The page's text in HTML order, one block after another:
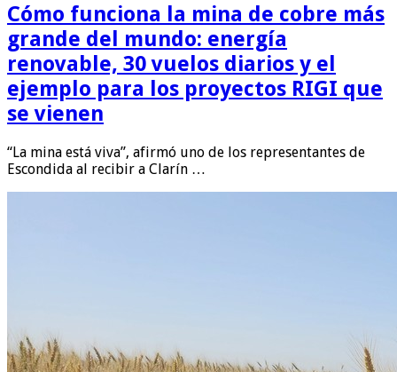
Cómo funciona la mina de cobre más
grande del mundo: energía
renovable, 30 vuelos diarios y el
ejemplo para los proyectos RIGI que
se vienen
“La mina está viva”, afirmó uno de los representantes de
Escondida al recibir a Clarín …